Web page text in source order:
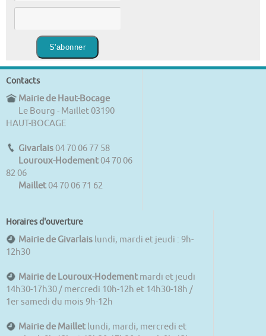
Contacts
Mairie de Haut-Bocage
Le Bourg - Maillet 03190
HAUT-BOCAGE
Givarlais 04 70 06 77 58
Louroux-Hodement 04 70 06
82 06
Maillet 04 70 06 71 62
Horaires d'ouverture
Mairie de Givarlais lundi, mardi et jeudi : 9h-
12h30
Mairie de Louroux-Hodement mardi et jeudi
14h30-17h30 / mercredi 10h-12h et 14h30-18h /
1er samedi du mois 9h-12h
Mairie de Maillet lundi, mardi, mercredi et